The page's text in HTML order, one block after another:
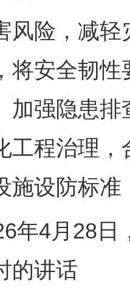
险，减轻
将安全韧
加强隐患
工程治理
施设防标
月28日，
的讲话